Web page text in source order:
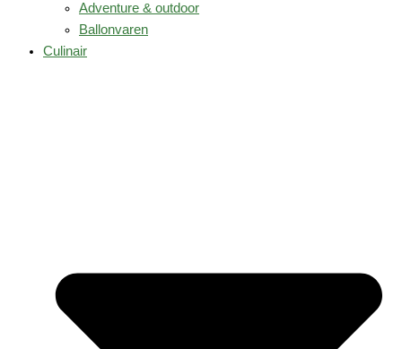
Adventure & outdoor
Ballonvaren
Culinair